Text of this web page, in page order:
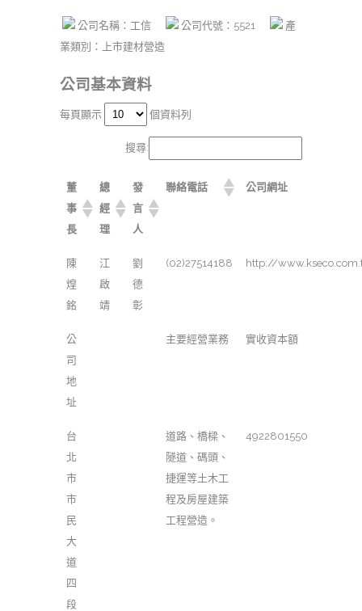
公司名稱：工信 公司代號：5521
產
業類別：上市建材營造
公司基本資料
每頁顯示 個資料列
搜尋:
董
事
長
總
經
理
發
言
人
聯絡電話 公司網址
陳
煌
銘
江
啟
靖
劉
德
彰
(02)27514188 http://
公
司
地
址
主要經營業務 實收資本額
台
北
市
市
民
大
道
四
段
道路、橋樑、
隧道、碼頭、
捷運等土木工
程及房屋建築
工程營造。
4922801550